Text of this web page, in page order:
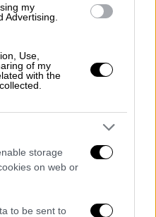
my
Advertising.
Use,
of my
with the
storage
on web or
to be sent to
Σόνια
ρεσιτάλ